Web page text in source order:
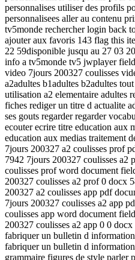
personnalises utiliser des profils
personnalisees aller au contenu
tv5monde rechercher login back
ajouter aux favoris 143 flag this
22 59disponible jusqu au 27 03
info a tv5monde tv5 jwplayer
video 7jours 200327 coulisses
a2adultes b1adultes b2adultes
utilisation a2 elementaire adultes
fiches rediger un titre d actualite
ses gouts regarder regarder
ecouter ecrire titre education aux
education aux medias traitement
7jours 200327 a2 coulisses prof
7942 7jours 200327 coulisses a2
coulisses prof word document
200327 coulisses a2 prof 0 docx
200327 a2 coulisses app pdf
7jours 200327 coulisses a2 app
coulisses app word document
200327 coulisses a2 app 0 0
fabriquer un bulletin d
fabriquer un bulletin d
grammaire figures de style parler